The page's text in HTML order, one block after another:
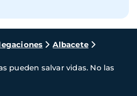
Albacete
pueden salvar vidas. No las